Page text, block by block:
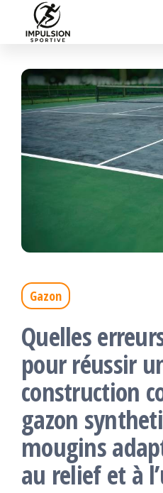
contenu
Gazon
Quelles
pour réussir
construction
gazon
mougins
au relief et à